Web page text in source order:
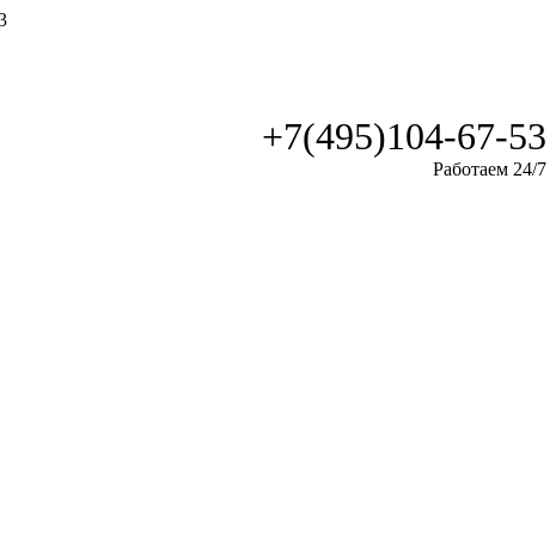
+7(495)104-67-53
Работаем 24/7